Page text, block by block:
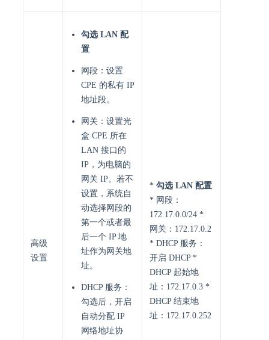
高级
设置
勾选 LAN 配
置
网段：设置
CPE 的私有 IP
地址段。
网关：设置光
盒 CPE 所在
LAN 接口的
IP，为电脑的
网关 IP。若不
设置，系统自
动选择网段的
第一个或者最
后一个 IP 地
址作为网关地
址。
DHCP 服务：
勾选后，开启
自动分配 IP
网络地址协
* 勾选 LAN 配置
* 网段：
172.17.0.0/24 *
网关：172.17.0.2
* DHCP 服务：
开启 DHCP *
DHCP 起始地
址：172.17.0.3 *
DHCP 结束地
址：172.17.0.252